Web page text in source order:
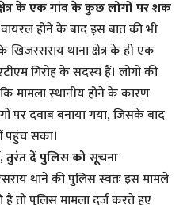
के एक गांव के कुछ लोगों पर शक
होने के बाद इस बात की भी
खिजरसराय थाना क्षेत्र के ही एक
गिरोह के सदस्य हैं। लोगों की
मामला स्थानीय होने के कारण
पर दवाब बनाया गया, जिसके बाद
पहुंच सका।
तुरंत दें पुलिस को सूचना
थाने की पुलिस स्वतः इस मामले
तो पुलिस मामला दर्ज करते हुए